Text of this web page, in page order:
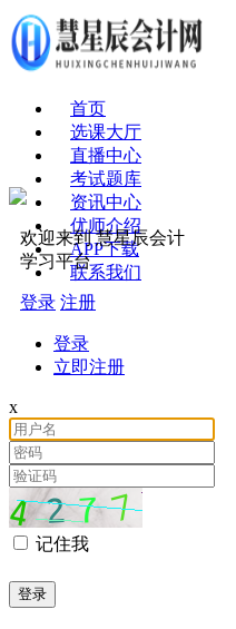
首页
选课大厅
直播中心
考试题库
资讯中心
优师介绍
APP下载
联系我们
欢迎来到 慧星辰会计
学习平台
登录 注册
登录
立即注册
x
记住我
登录